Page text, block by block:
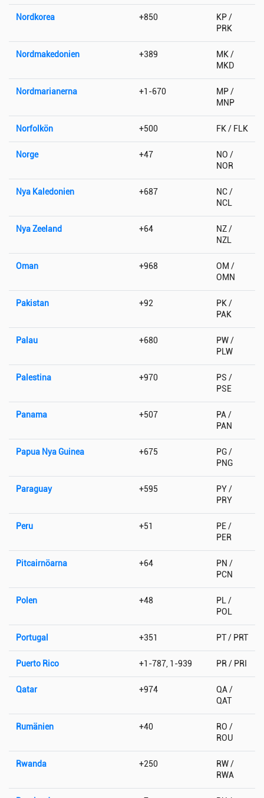
Nordkorea +850
KP /
PRK
Nordmakedonien +389
MK /
MKD
Nordmarianerna +1-670
MP /
MNP
Norfolkön +500 FK / FLK
Norge +47
NO /
NOR
Nya Kaledonien +687
NC /
NCL
Nya Zeeland +64
NZ /
NZL
Oman +968
OM /
OMN
Pakistan +92
PK /
PAK
Palau +680
PW /
PLW
Palestina +970
PS /
PSE
Panama +507
PA /
PAN
Papua Nya Guinea +675
PG /
PNG
Paraguay +595
PY /
PRY
Peru +51
PE /
PER
Pitcairnöarna +64
PN /
PCN
Polen +48
PL /
POL
Portugal +351 PT / PRT
Puerto Rico +1-787, 1-939 PR / PRI
Qatar +974
QA /
QAT
Rumänien +40
RO /
ROU
Rwanda +250
RW /
RWA